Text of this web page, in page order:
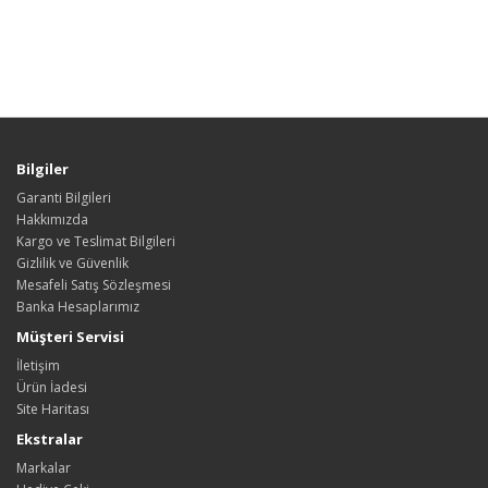
Bilgiler
Garanti Bilgileri
Hakkımızda
Kargo ve Teslimat Bilgileri
Gizlilik ve Güvenlik
Mesafeli Satış Sözleşmesi
Banka Hesaplarımız
Müşteri Servisi
İletişim
Ürün İadesi
Site Haritası
Ekstralar
Markalar